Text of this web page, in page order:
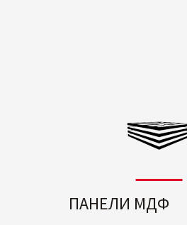
ПАНЕЛИ МДФ